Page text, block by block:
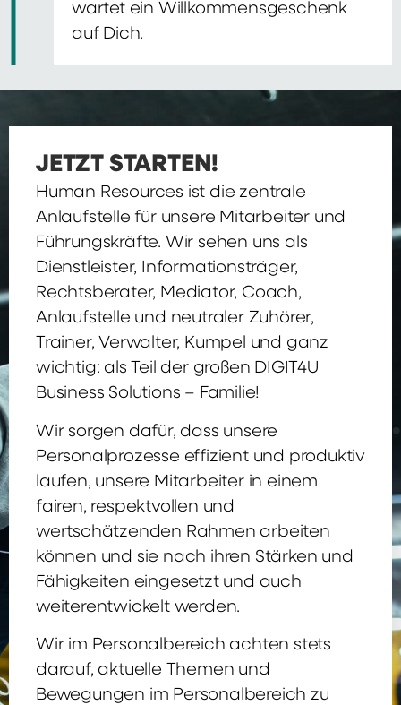
wartet ein Willkommensgeschenk
auf Dich.
JETZT STARTEN!
Human Resources ist die zentrale
Anlaufstelle für unsere Mitarbeiter und
Führungskräfte. Wir sehen uns als
Dienstleister, Informationsträger,
Rechtsberater, Mediator, Coach,
Anlaufstelle und neutraler Zuhörer,
Trainer, Verwalter, Kumpel und ganz
wichtig: als Teil der großen DIGIT4U
Business Solutions – Familie!
Wir sorgen dafür, dass unsere
Personalprozesse effizient und produktiv
laufen, unsere Mitarbeiter in einem
fairen, respektvollen und
wertschätzenden Rahmen arbeiten
können und sie nach ihren Stärken und
Fähigkeiten eingesetzt und auch
weiterentwickelt werden.
Wir im Personalbereich achten stets
darauf, aktuelle Themen und
Bewegungen im Personalbereich zu